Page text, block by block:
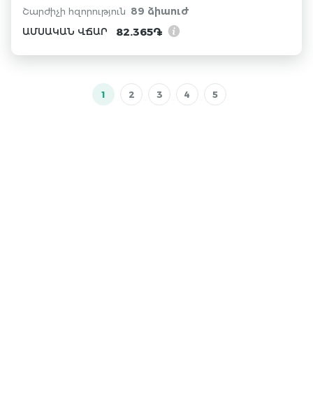
Շարժիչի հզորություն 89 ձիաուժ
ԱՄՍԱԿԱՆ ՎՃԱՐ 82.365֏
1 2 3 4 5